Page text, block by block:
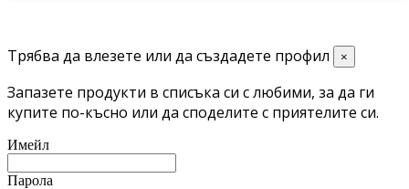
Трябва да влезете или да създадете профил ×
Запазете продукти в списъка си с любими, за да ги
купите по-късно или да споделите с приятелите си.
Имейл
Парола